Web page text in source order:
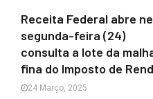
Receita Federal abre
segunda-feira (24)
consulta a lote da
fina do Imposto de
24 Março, 2025